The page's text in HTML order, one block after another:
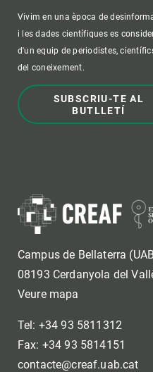
Vivim en una època de
i les dades científiques es
d'un equip de periodistes,
del coneixement.
SUBSCRIU-TE AL
BUTLLETÍ
Campus de Bellaterra
08193 Cerdanyola del
Veure mapa
Tel: +34 93 5811312
Fax: +34 93 5814151
contacte@creaf.uab.cat